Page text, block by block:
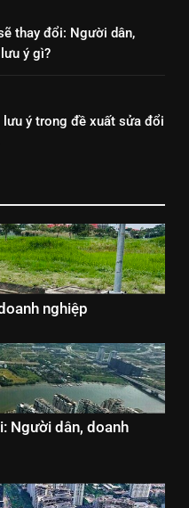
thay đổi: Người dân,
ý gì?
ý trong đề xuất sửa đổi
nghiệp
Người dân, doanh